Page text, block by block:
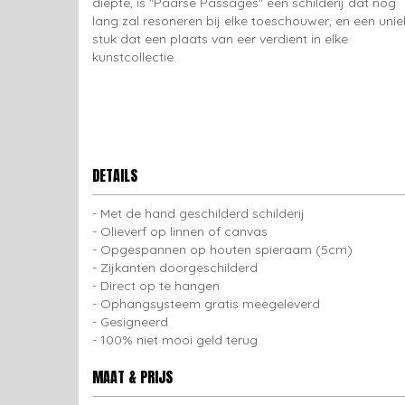
lang zal resoneren bij elke toeschouwer, en een
stuk dat een plaats van eer verdient in elke
kunstcollectie.
DETAILS
Met de hand geschilderd schilderij
Olieverf op linnen of canvas
Opgespannen op houten spieraam (5cm)
Zijkanten doorgeschilderd
Direct op te hangen
Ophangsysteem gratis meegeleverd
Gesigneerd
100% niet mooi geld terug
MAAT & PRIJS